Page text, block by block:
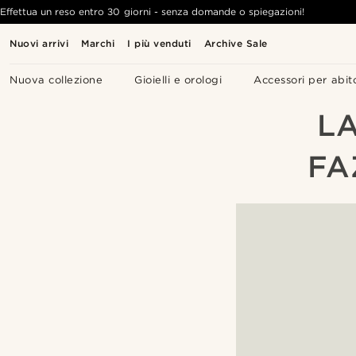
Nuovi arrivi Marchi I più venduti Archive Sale
Nuova collezione Gioielli e orologi Accessori per
Effettua un reso entro 30 giorni - senza domande o spiegazioni!